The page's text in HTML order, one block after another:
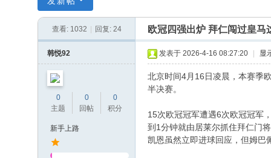
京
查看: 1032 回复: 24 欧冠四强出炉 拜仁闯过皇马
韩悦92
0
主题
0
回帖
0
积分
新手上路
发表于 2026-4-16 08:27:20 显
北京时间4月16日凌晨，本赛季
半决赛。
15次欧冠冠军遭遇6次欧冠冠军
到1分钟就由居莱尔抓住拜仁门
凯恩虽然立即进球回应，但姆巴